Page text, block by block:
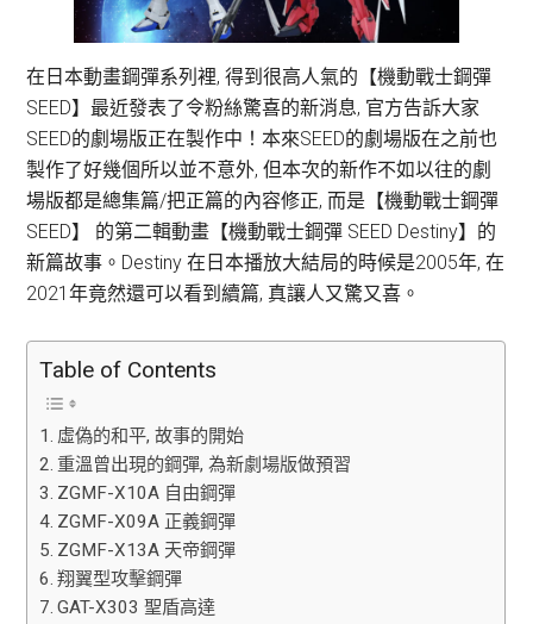
在日本動畫鋼彈系列裡, 得到很高人氣的【機動戰士鋼彈
SEED】最近發表了令粉絲驚喜的新消息, 官方告訴大家
SEED的劇場版正在製作中！本來SEED的劇場版在之前也
製作了好幾個所以並不意外, 但本次的新作不如以往的劇
場版都是總集篇/把正篇的內容修正, 而是【機動戰士鋼彈
SEED】 的第二輯動畫【機動戰士鋼彈 SEED Destiny】的
新篇故事。Destiny 在日本播放大結局的時候是2005年, 在
2021年竟然還可以看到續篇, 真讓人又驚又喜。
Table of Contents
虛偽的和平, 故事的開始
重溫曾出現的鋼彈, 為新劇場版做預習
ZGMF-X10A 自由鋼彈
ZGMF-X09A 正義鋼彈
ZGMF-X13A 天帝鋼彈
翔翼型攻擊鋼彈
GAT-X303 聖盾高達